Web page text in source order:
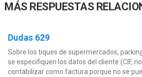
MÁS RESPUESTAS
Dudas 629
Sobre los tiques de supermercados,
se especifiquen los datos del cliente (CIF,
contabilizar como factura porque no se